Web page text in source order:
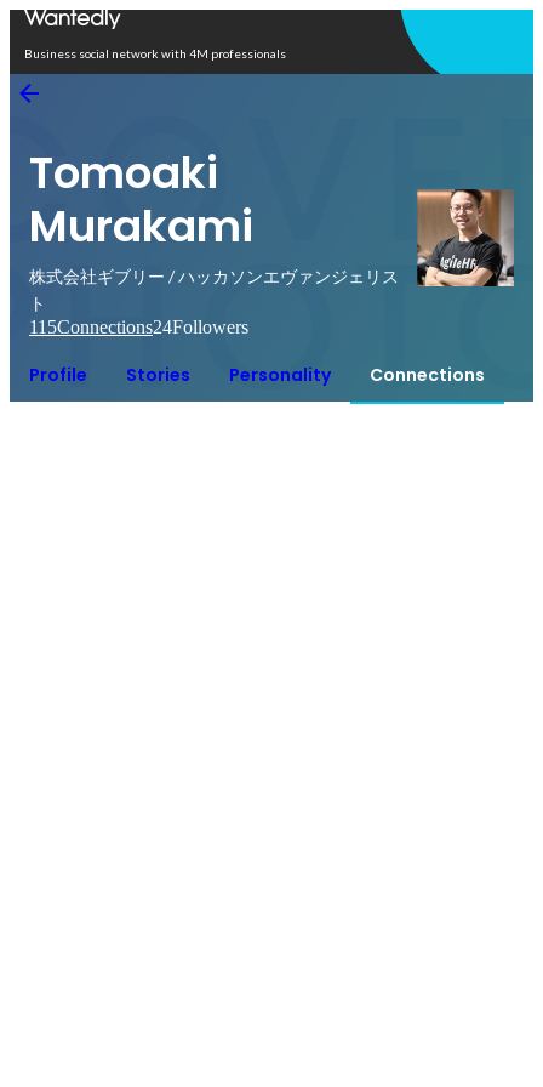
Business social network with 4M professionals
Tomoaki
Murakami
株式会社ギブリー / ハッカソンエヴァンジェリス
ト
115Connections24Followers
Profile Stories Personality Connections